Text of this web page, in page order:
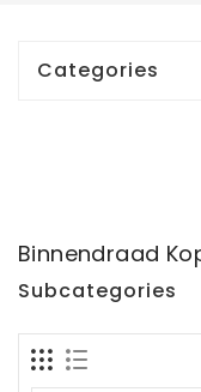
Categories
Binnendraad
Subcategories